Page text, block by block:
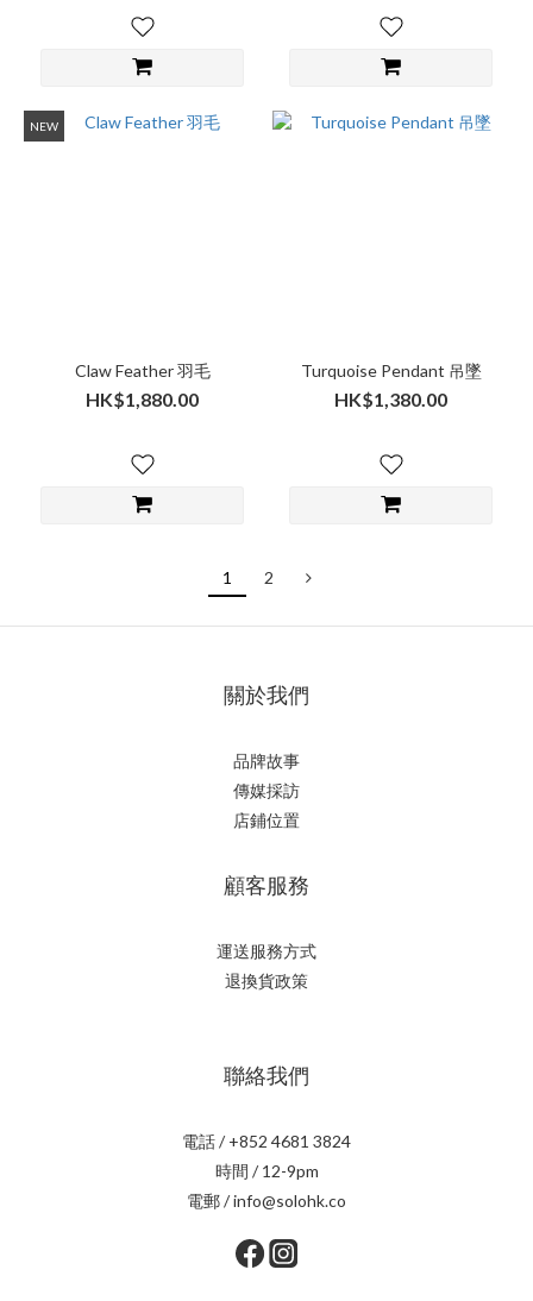
NEW
Claw Feather 羽毛
HK$1,880.00
Turquoise Pendant 吊墜
HK$1,380.00
1 2
關於我們
品牌故事
傳媒採訪
店鋪位置
顧客服務
運送服務方式
退換貨政策
聯絡我們
電話 / +852 4681 3824
時間 / 12-9pm
電郵 / info@solohk.co